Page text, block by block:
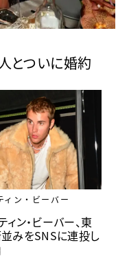
とついに婚約
ィン・ビーバー
ィン・ビーバー、東
みをSNSに連投し